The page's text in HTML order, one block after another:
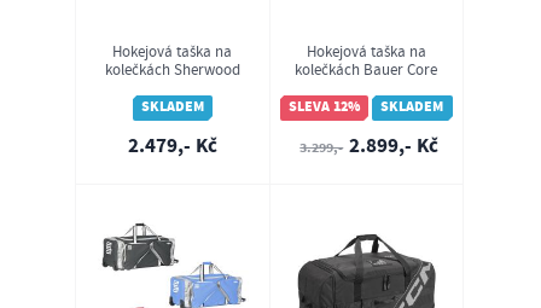
Hokejová taška na
kolečkách Sherwood
(junior)
SKLADEM
2.479,- Kč
Hokejová taška na
kolečkách Bauer Core
(1063639)
SLEVA 12%
SKLADEM
3.299,- 2.899,- Kč